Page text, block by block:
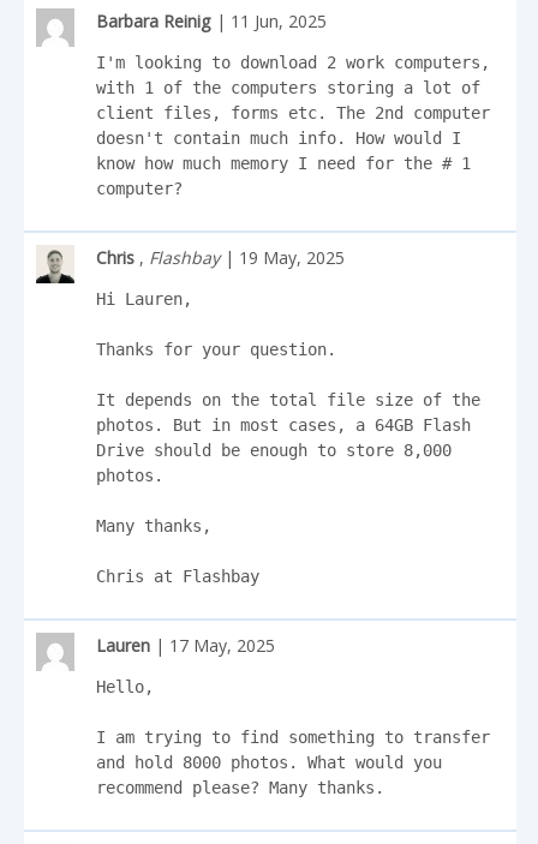
Barbara Reinig | 11 Jun, 2025
I'm looking to download 2 work computers,
with 1 of the computers storing a lot of
client files, forms etc. The 2nd computer
doesn't contain much info. How would I
know how much memory I need for the # 1
computer?
Chris , Flashbay| 19 May, 2025
Hi Lauren,
Thanks for your question.
It depends on the total file size of the
photos. But in most cases, a 64GB Flash
Drive should be enough to store 8,000
photos.
Many thanks,
Chris at Flashbay
Lauren | 17 May, 2025
Hello,
I am trying to find something to transfer
and hold 8000 photos. What would you
recommend please? Many thanks.